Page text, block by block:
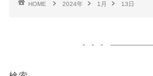
HOME 2024年 1月 13日